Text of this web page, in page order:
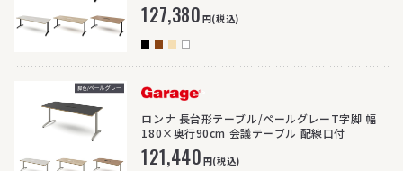
127,380円(税込)
>
ロンナ 長台形テーブル/ペールグレーT字脚 幅
180×奥行90cm 会議テーブル 配線口付
121,440円(税込)